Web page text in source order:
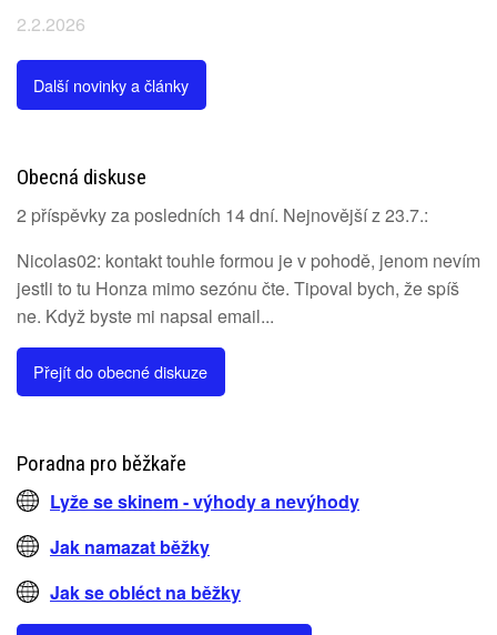
2.2.2026
Další novinky a články
Obecná diskuse
2 příspěvky za posledních 14 dní. Nejnovější z 23.7.:
Nicolas02: kontakt touhle formou je v pohodě, jenom nevím
jestli to tu Honza mimo sezónu čte. Tipoval bych, že spíš
ne. Když byste mi napsal email...
Přejít do obecné diskuze
Poradna pro běžkaře
Lyže se skinem - výhody a nevýhody
Jak namazat běžky
Jak se obléct na běžky